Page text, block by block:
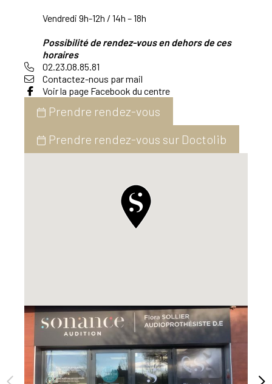
Vendredi 9h-12h / 14h – 18h
Possibilité de rendez-vous en dehors de ces
horaires
02.23.08.85.81
Contactez-nous par mail
Voir la page Facebook du centre
Prendre rendez-vous
Prendre rendez-vous sur Doctolib